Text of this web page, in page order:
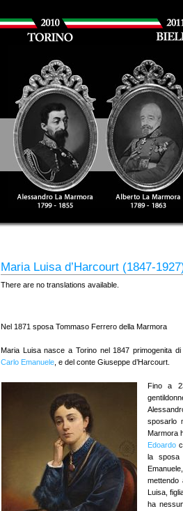
Maria Luisa d’Harcourt (1847-
There are no translations available.
Nel 1871 sposa Tommaso Ferrero della Marmora
Maria Luisa nasce a Torino nel 1847 primogenita di
Carlo Emanuele, e del conte Giuseppe d’Harcourt.
Fino a
sposarlo
Marmora
Edoardo
la sposa
mettendo
Luisa,
ha